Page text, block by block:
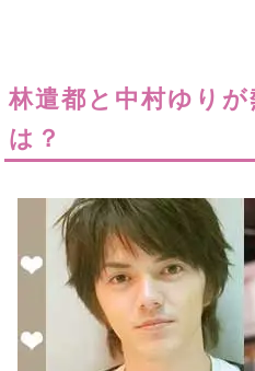
林遣都と中村ゆりが
は？